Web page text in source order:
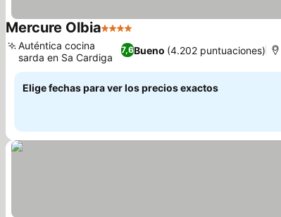
Mercure Olbia4 Estrellas
7,6Bueno (4.202 puntuaciones)
Auténtica cocina
sarda en Sa Cardiga
Elige fechas para ver los precios exactos